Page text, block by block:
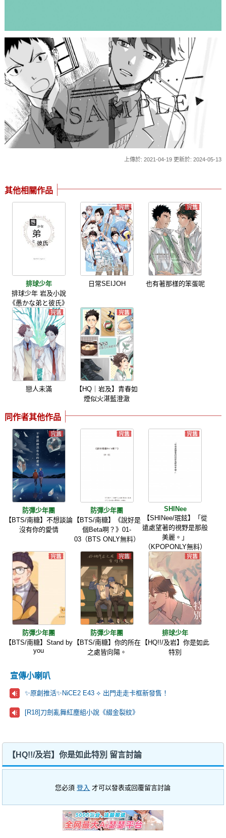
上傳於: 2021-04-19 更新於: 2024-05-13
其他相關作品
排球少年
排球少年 岩及小說
《愚かな弟と彼氏》
日常SEIJOH 也有著那樣的笨蛋呢
戀人未滿
【HQ｜岩及】青春如
煙似火湛藍澄澈
同作者其他作品
防彈少年團
【BTS/南糖】不想談論
沒有你的愛情
防彈少年團
【BTS/南糖】《說好是
個Beta啊？》01-
03（BTS ONLY無料）
SHINee
【SHINee/珉鉉】「從
遠處望著的視野是那般
美麗。」
（KPOPONLY無料）
防彈少年團
【BTS/南糖】Stand by
you
防彈少年團
【BTS/南糖】你的所在
之處皆向陽。
排球少年
【HQ!!/及岩】你是如此
特別
宣傳小喇叭
✨原創推活✨NiCE2 E43 ⟡ 出門走走卡框新發售！
[R18]刀劍亂舞紅塵組小說《綴金裂紋》
【HQ!!/及岩】你是如此特別 留言討論
您必須登入 才可以發表或回覆留言討論